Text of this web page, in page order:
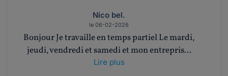
Nico bel.
le 06-02-2026
Bonjour Je travaille en temps partiel Le mardi,
jeudi, vendredi et samedi et mon entrepris...
Lire plus